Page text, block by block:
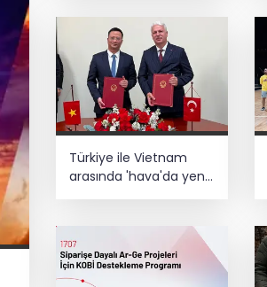
Türkiye ile Vietnam
arasında 'hava'da yeni